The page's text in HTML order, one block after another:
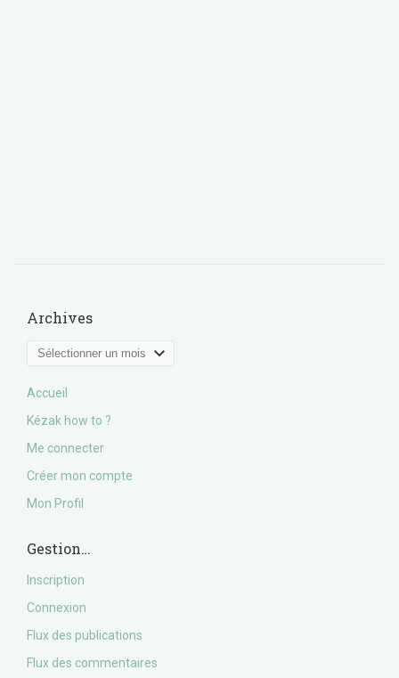
Archives
Archives
Accueil
Kézak how to ?
Me connecter
Créer mon compte
Mon Profil
Gestion…
Inscription
Connexion
Flux des publications
Flux des commentaires